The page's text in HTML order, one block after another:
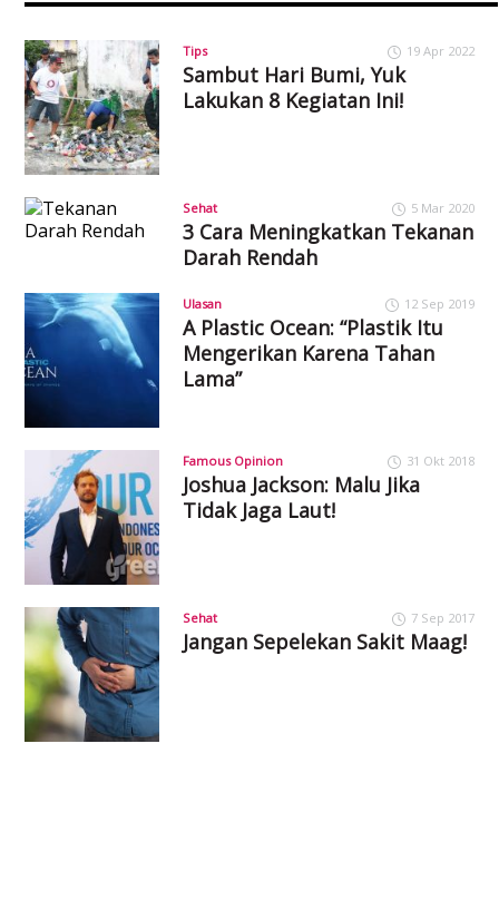
Tips 19 Apr 2022
Sambut Hari Bumi, Yuk
Lakukan 8 Kegiatan Ini!
Sehat 5 Mar 2020
3 Cara Meningkatkan Tekanan
Darah Rendah
Ulasan 12 Sep 2019
A Plastic Ocean: “Plastik Itu
Mengerikan Karena Tahan
Lama”
Famous Opinion 31 Okt 2018
Joshua Jackson: Malu Jika
Tidak Jaga Laut!
Sehat 7 Sep 2017
Jangan Sepelekan Sakit Maag!